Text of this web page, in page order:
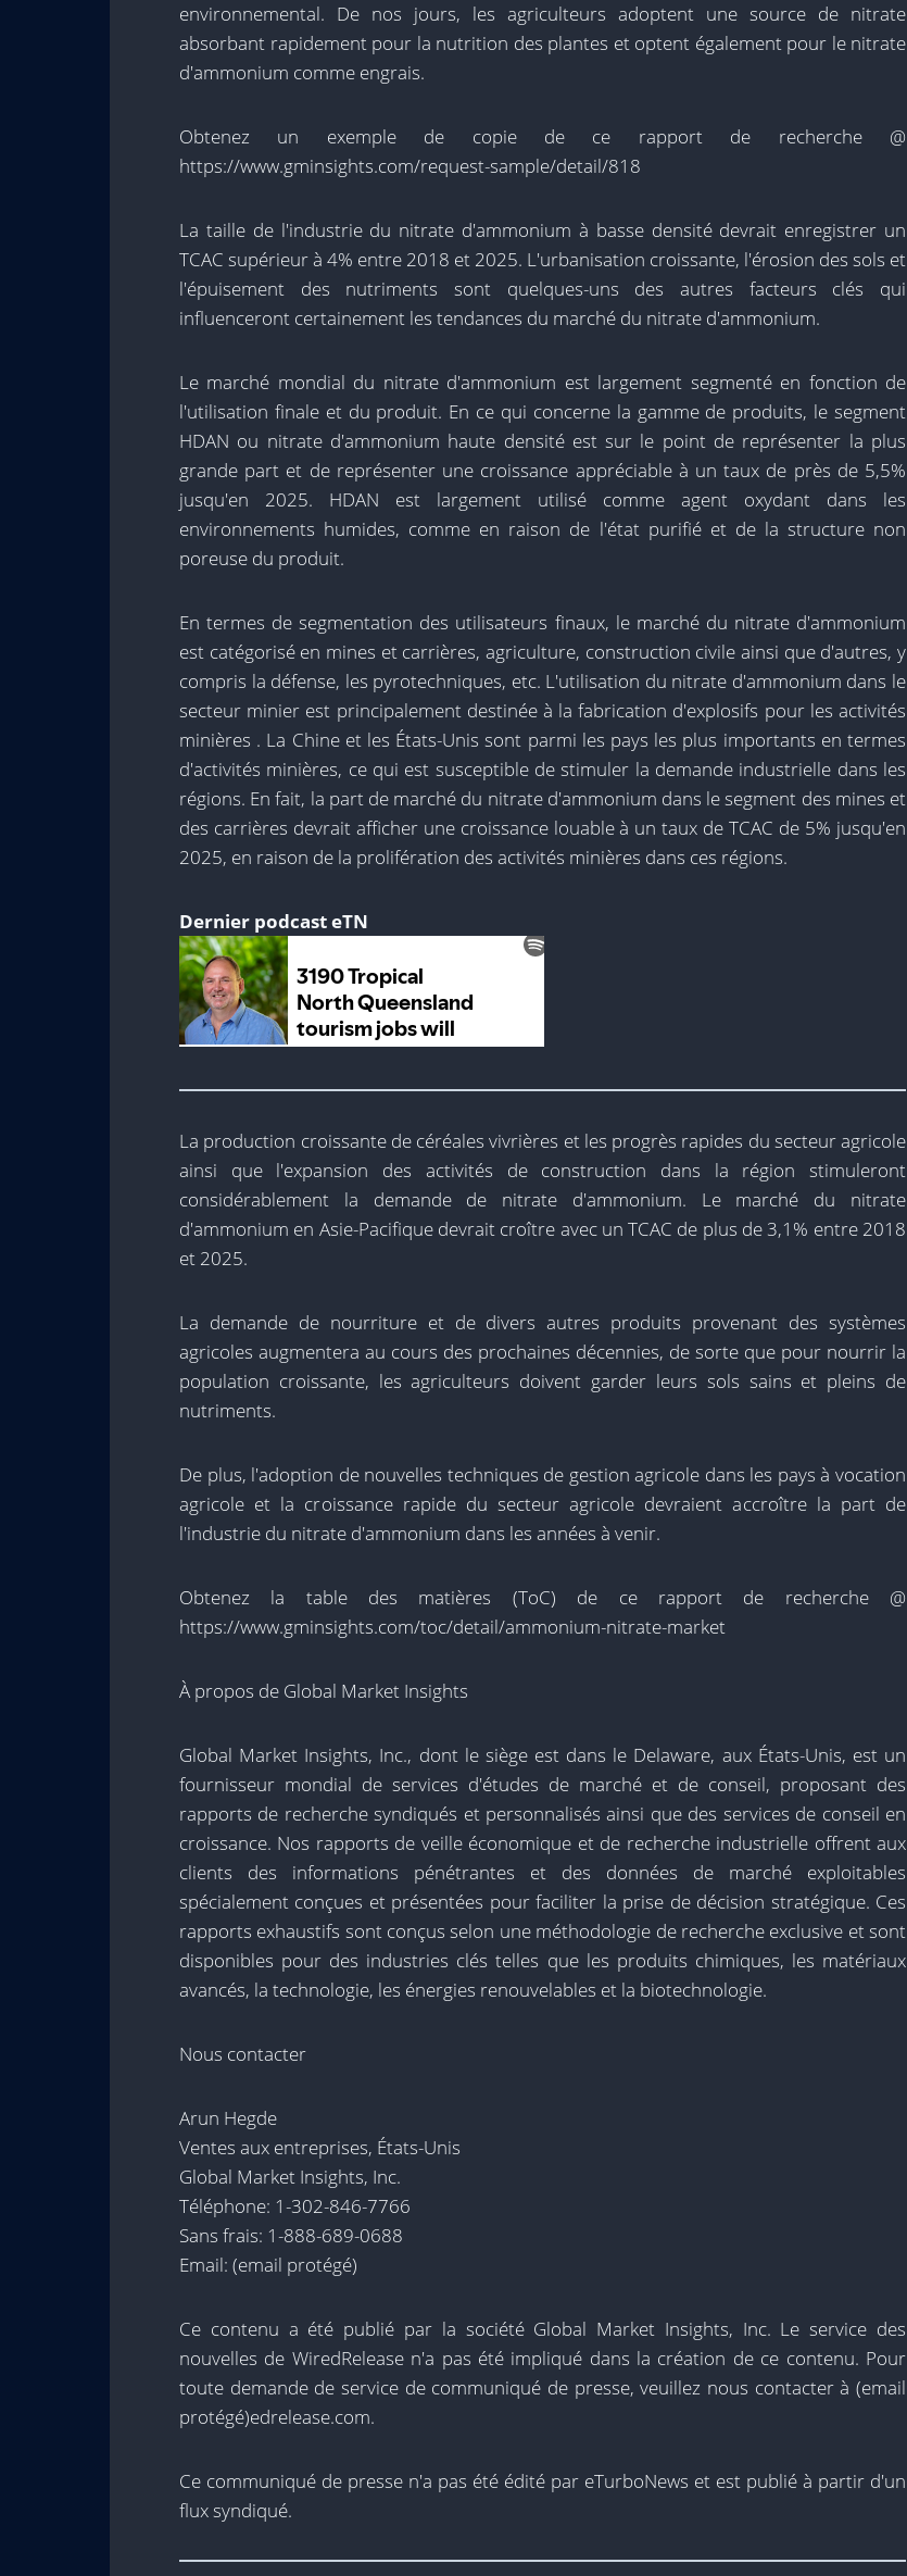
environnemental. De nos jours, les agriculteurs adoptent une source de nitrate
absorbant rapidement pour la nutrition des plantes et optent également pour le nitrate
d'ammonium comme engrais.
Obtenez un exemple de copie de ce rapport de recherche @
https://www.gminsights.com/request-sample/detail/818
La taille de l'industrie du nitrate d'ammonium à basse densité devrait enregistrer un
TCAC supérieur à 4% entre 2018 et 2025. L'urbanisation croissante, l'érosion des sols et
l'épuisement des nutriments sont quelques-uns des autres facteurs clés qui
influenceront certainement les tendances du marché du nitrate d'ammonium.
Le marché mondial du nitrate d'ammonium est largement segmenté en fonction de
l'utilisation finale et du produit. En ce qui concerne la gamme de produits, le segment
HDAN ou nitrate d'ammonium haute densité est sur le point de représenter la plus
grande part et de représenter une croissance appréciable à un taux de près de 5,5%
jusqu'en 2025. HDAN est largement utilisé comme agent oxydant dans les
environnements humides, comme en raison de l'état purifié et de la structure non
poreuse du produit.
En termes de segmentation des utilisateurs finaux, le marché du nitrate d'ammonium
est catégorisé en mines et carrières, agriculture, construction civile ainsi que d'autres, y
compris la défense, les pyrotechniques, etc. L'utilisation du nitrate d'ammonium dans le
secteur minier est principalement destinée à la fabrication d'explosifs pour les activités
minières . La Chine et les États-Unis sont parmi les pays les plus importants en termes
d'activités minières, ce qui est susceptible de stimuler la demande industrielle dans les
régions. En fait, la part de marché du nitrate d'ammonium dans le segment des mines et
des carrières devrait afficher une croissance louable à un taux de TCAC de 5% jusqu'en
2025, en raison de la prolifération des activités minières dans ces régions.
Dernier podcast eTN
La production croissante de céréales vivrières et les progrès rapides du secteur agricole
ainsi que l'expansion des activités de construction dans la région stimuleront
considérablement la demande de nitrate d'ammonium. Le marché du nitrate
d'ammonium en Asie-Pacifique devrait croître avec un TCAC de plus de 3,1% entre 2018
et 2025.
La demande de nourriture et de divers autres produits provenant des systèmes
agricoles augmentera au cours des prochaines décennies, de sorte que pour nourrir la
population croissante, les agriculteurs doivent garder leurs sols sains et pleins de
nutriments.
De plus, l'adoption de nouvelles techniques de gestion agricole dans les pays à vocation
agricole et la croissance rapide du secteur agricole devraient accroître la part de
l'industrie du nitrate d'ammonium dans les années à venir.
Obtenez la table des matières (ToC) de ce rapport de recherche @
https://www.gminsights.com/toc/detail/ammonium-nitrate-market
À propos de Global Market Insights
Global Market Insights, Inc., dont le siège est dans le Delaware, aux États-Unis, est un
fournisseur mondial de services d'études de marché et de conseil, proposant des
rapports de recherche syndiqués et personnalisés ainsi que des services de conseil en
croissance. Nos rapports de veille économique et de recherche industrielle offrent aux
clients des informations pénétrantes et des données de marché exploitables
spécialement conçues et présentées pour faciliter la prise de décision stratégique. Ces
rapports exhaustifs sont conçus selon une méthodologie de recherche exclusive et sont
disponibles pour des industries clés telles que les produits chimiques, les matériaux
avancés, la technologie, les énergies renouvelables et la biotechnologie.
Nous contacter
Arun Hegde
Ventes aux entreprises, États-Unis
Global Market Insights, Inc.
Téléphone: 1-302-846-7766
Sans frais: 1-888-689-0688
Email: (email protégé)
Ce contenu a été publié par la société Global Market Insights, Inc. Le service des
nouvelles de WiredRelease n'a pas été impliqué dans la création de ce contenu. Pour
toute demande de service de communiqué de presse, veuillez nous contacter à (email
protégé)edrelease.com.
Ce communiqué de presse n'a pas été édité par eTurboNews et est publié à partir d'un
flux syndiqué.